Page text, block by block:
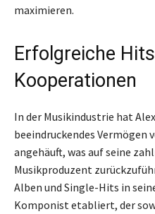
maximieren.
Erfolgreiche
Kooperationen
In der Musikindustrie hat
beeindruckendes Vermögen
angehäuft, was auf seine
Musikproduzent
Alben und Single-Hits in
Komponist etabliert, der